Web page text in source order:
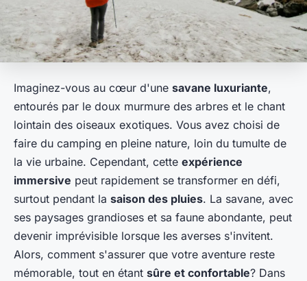
Imaginez-vous au cœur d'une savane luxuriante,
entourés par le doux murmure des arbres et le chant
lointain des oiseaux exotiques. Vous avez choisi de
faire du camping en pleine nature, loin du tumulte de
la vie urbaine. Cependant, cette expérience
immersive peut rapidement se transformer en défi,
surtout pendant la saison des pluies. La savane, avec
ses paysages grandioses et sa faune abondante, peut
devenir imprévisible lorsque les averses s'invitent.
Alors, comment s'assurer que votre aventure reste
mémorable, tout en étant sûre et confortable? Dans